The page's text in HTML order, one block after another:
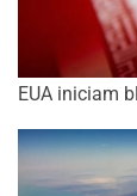
EUA iniciam